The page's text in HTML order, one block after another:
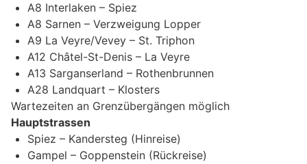
A8 Interlaken – Spiez
A8 Sarnen – Verzweigung Lopper
A9 La Veyre/Vevey – St. Triphon
A12 Châtel-St-Denis – La Veyre
A13 Sarganserland – Rothenbrunnen
A28 Landquart – Klosters
Wartezeiten an Grenzübergängen möglich
Hauptstrassen
Spiez – Kandersteg (Hinreise)
Gampel – Goppenstein (Rückreise)